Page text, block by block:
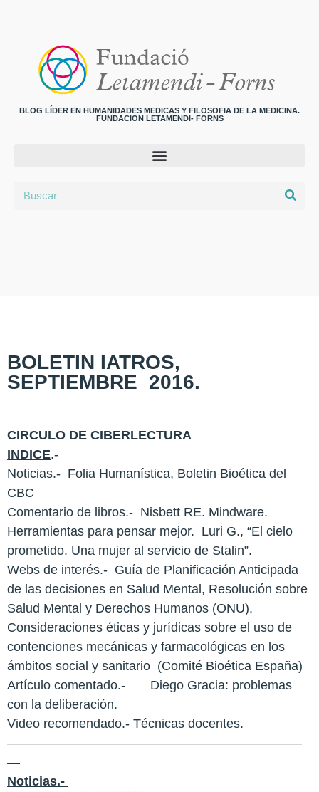
BLOG LÍDER EN HUMANIDADES MEDICAS Y FILOSOFIA DE LA MEDICINA.
FUNDACION LETAMENDI- FORNS
BOLETIN IATROS,
SEPTIEMBRE 2016.
CIRCULO DE CIBERLECTURA
INDICE.-
Noticias.- Folia Humanística, Boletin Bioética del
CBC
Comentario de libros.- Nisbett RE. Mindware.
Herramientas para pensar mejor. Luri G., “El cielo
prometido. Una mujer al servicio de Stalin”.
Webs de interés.- Guía de Planificación Anticipada
de las decisiones en Salud Mental, Resolución sobre
Salud Mental y Derechos Humanos (ONU),
Consideraciones éticas y jurídicas sobre el uso de
contenciones mecánicas y farmacológicas en los
ámbitos social y sanitario (Comité Bioética España)
Artículo comentado.- Diego Gracia: problemas
con la deliberación.
Video recomendado.- Técnicas docentes.
———————————————————————
—
Noticias.-